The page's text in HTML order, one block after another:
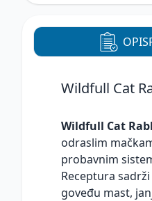
OPIS
Wildfull Cat
Wildfull Cat
odraslim
probavnim
Receptura sadrži
goveđu mast,